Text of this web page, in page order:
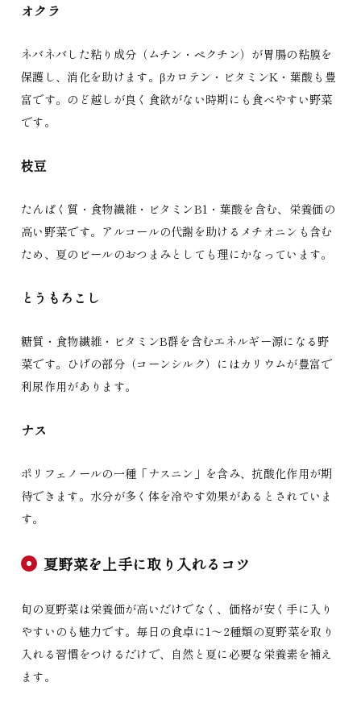
オクラ
ネバネバした粘り成分（ムチン・ペクチン）が胃腸の粘膜を
保護し、消化を助けます。βカロテン・ビタミンK・葉酸も豊
富です。のど越しが良く食欲がない時期にも食べやすい野菜
です。
枝豆
たんぱく質・食物繊維・ビタミンB1・葉酸を含む、栄養価の
高い野菜です。アルコールの代謝を助けるメチオニンも含む
ため、夏のビールのおつまみとしても理にかなっています。
とうもろこし
糖質・食物繊維・ビタミンB群を含むエネルギー源になる野
菜です。ひげの部分（コーンシルク）にはカリウムが豊富で
利尿作用があります。
ナス
ポリフェノールの一種「ナスニン」を含み、抗酸化作用が期
待できます。水分が多く体を冷やす効果があるとされていま
す。
夏野菜を上手に取り入れるコツ
旬の夏野菜は栄養価が高いだけでなく、価格が安く手に入り
やすいのも魅力です。毎日の食卓に1〜2種類の夏野菜を取り
入れる習慣をつけるだけで、自然と夏に必要な栄養素を補え
ます。